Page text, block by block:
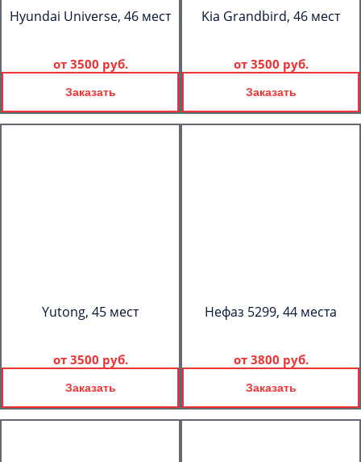
Hyundai Universe, 46 мест
от 3500 руб.
Заказать
Kia Grandbird, 46 мест
от 3500 руб.
Заказать
Yutong, 45 мест
от 3500 руб.
Заказать
Нефаз 5299, 44 места
от 3800 руб.
Заказать